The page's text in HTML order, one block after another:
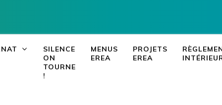
LEIA, le portail ENT NEO
SILENCE
ON
TOURNE
!
MENUS
EREA
PROJETS
EREA